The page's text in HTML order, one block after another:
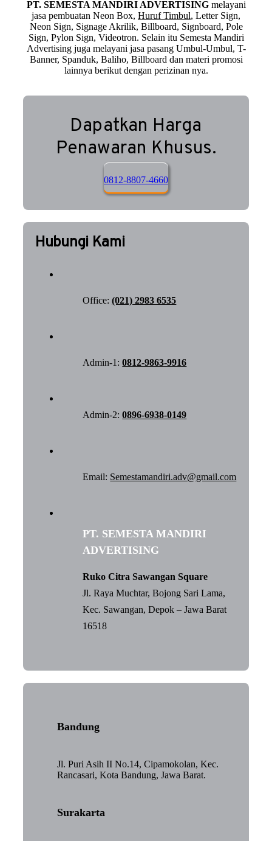
PT. SEMESTA MANDIRI ADVERTISINGmelayani
jasa pembuatan Neon Box, Huruf Timbul, Letter Sign,
Neon Sign, Signage Akrilik, Billboard, Signboard, Pole
Sign, Pylon Sign, Videotron. Selain itu Semesta Mandiri
Advertising juga melayani jasa pasang Umbul-Umbul, T-
Banner, Spanduk, Baliho, Billboard dan materi promosi
lainnya berikut dengan perizinan nya.
Dapatkan Harga
Penawaran Khusus.
0812-8807-4660
Hubungi Kami
Office:(021) 2983 6535
Admin-1:0812-9863-9916
Admin-2:0896-6938-0149
Email: Semestamandiri.adv@gmail.com
PT. SEMESTA MANDIRI
ADVERTISING
Ruko Citra Sawangan Square
Jl. Raya Muchtar, Bojong Sari Lama,
Kec. Sawangan, Depok – Jawa Barat
16518
Bandung
Jl. Puri Asih II No.14, Cipamokolan, Kec.
Rancasari, Kota Bandung, Jawa Barat.
Surakarta